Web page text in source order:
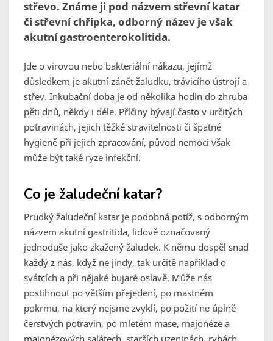
střevo. Známe ji pod názvem střevní katar
či střevní chřipka, odborný název je však
akutní gastroenterokolitida.
Jde o virovou nebo bakteriální nákazu, jejímž
důsledkem je akutní zánět žaludku, trávicího ústrojí a
střev. Inkubační doba je od několika hodin do zhruba
pěti dnů, někdy i déle. Příčiny bývají často v určitých
potravinách, jejich těžké stravitelnosti či špatné
hygieně při jejich zpracování, původ nemoci však
může být také ryze infekční.
Co je žaludeční katar?
Prudký žaludeční katar je podobná potíž, s odborným
názvem akutní gastritida, lidově označovaný
jednoduše jako zkažený žaludek. K němu dospěl snad
každý z nás, když ne jindy, tak určitě například o
svátcích a při nějaké bujaré oslavě. Může nás
postihnout po větším přejedení, po mastném
pokrmu, na který nejsme zvyklí, po požití ne úplně
čerstvých potravin, po mletém mase, majonéze a